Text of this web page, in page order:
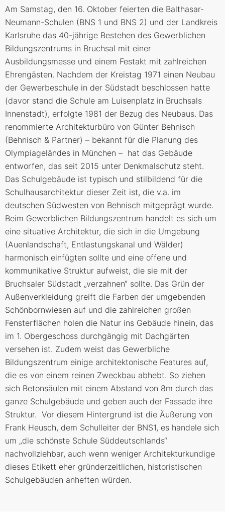
Am Samstag, den 16. Oktober feierten die Balthasar-
Neumann-Schulen (BNS 1 und BNS 2) und der Landkreis
Karlsruhe das 40-jährige Bestehen des Gewerblichen
Bildungszentrums in Bruchsal mit einer
Ausbildungsmesse und einem Festakt mit zahlreichen
Ehrengästen. Nachdem der Kreistag 1971 einen Neubau
der Gewerbeschule in der Südstadt beschlossen hatte
(davor stand die Schule am Luisenplatz in Bruchsals
Innenstadt), erfolgte 1981 der Bezug des Neubaus. Das
renommierte Architekturbüro von Günter Behnisch
(Behnisch & Partner) – bekannt für die Planung des
Olympiageländes in München – hat das Gebäude
entworfen, das seit 2015 unter Denkmalschutz steht.
Das Schulgebäude ist typisch und stilbildend für die
Schulhausarchitektur dieser Zeit ist, die v.a. im
deutschen Südwesten von Behnisch mitgeprägt wurde.
Beim Gewerblichen Bildungszentrum handelt es sich um
eine situative Architektur, die sich in die Umgebung
(Auenlandschaft, Entlastungskanal und Wälder)
harmonisch einfügten sollte und eine offene und
kommunikative Struktur aufweist, die sie mit der
Bruchsaler Südstadt „verzahnen“ sollte. Das Grün der
Außenverkleidung greift die Farben der umgebenden
Schönbornwiesen auf und die zahlreichen großen
Fensterflächen holen die Natur ins Gebäude hinein, das
im 1. Obergeschoss durchgängig mit Dachgärten
versehen ist. Zudem weist das Gewerbliche
Bildungszentrum einige architektonische Features auf,
die es von einem reinen Zweckbau abhebt. So ziehen
sich Betonsäulen mit einem Abstand von 8m durch das
ganze Schulgebäude und geben auch der Fassade ihre
Struktur. Vor diesem Hintergrund ist die Äußerung von
Frank Heusch, dem Schulleiter der BNS1, es handele sich
um „die schönste Schule Süddeutschlands“
nachvollziehbar, auch wenn weniger Architekturkundige
dieses Etikett eher gründerzeitlichen, historistischen
Schulgebäuden anheften würden.